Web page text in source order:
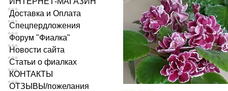
Доставка и Оплата
Спецпердложения
Форум "Фиалка"
Новости сайта
Статьи о фиалках
КОНТАКТЫ
ОТЗЫВЫ/пожелания